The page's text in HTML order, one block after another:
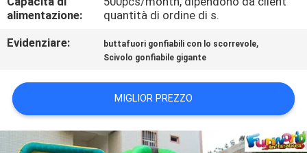
SITO
POLICY
alimentazione:
quantità di ordine di s.
Evidenziare:
buttafuori gonfiabili con lo scorrevole,
Scivolo gonfiabile gigante
MIGLIOR PREZZO